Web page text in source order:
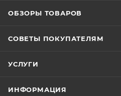
ОБЗОРЫ ТОВАРОВ
СОВЕТЫ ПОКУПАТЕЛЯМ
УСЛУГИ
ИНФОРМАЦИЯ